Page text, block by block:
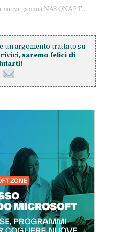
Scopri la nuova gamma NAS QNAP TS-h1465U-RP, TS-h1065eU e TS-h665U: storage aziendale con ZFS, DDR5, E1.S NVMe e connettività 2.5GbE per backup, virtualizzazione e cybersecurity.
un argomento trattato su
saremo felici di